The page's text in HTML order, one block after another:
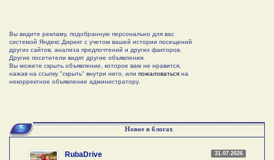
Вы видите рекламу, подобранную персонально для вас
системой Яндекс.Директ с учетом вашей истории посещений
других сайтов, анализа предпочтений и других факторов.
Другие посетители видят другие объявления.
Вы можете скрыть объявление, которое вам не нравится,
нажав на ссылку "скрыть" внутри него, или пожаловаться на
некорректное объявление администратору.
Новое в блогах
31.07.2026
RubaDrive